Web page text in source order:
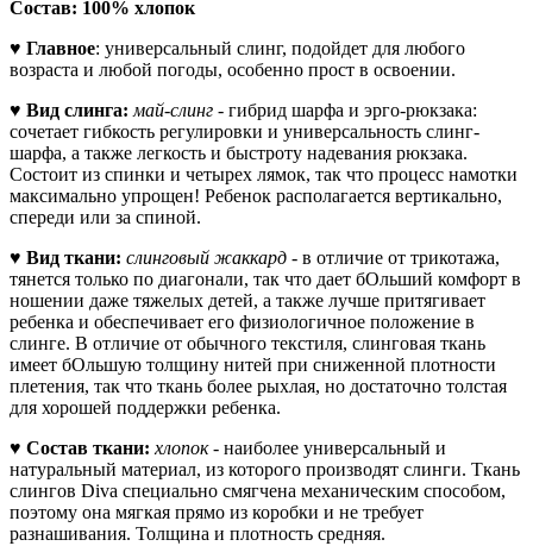
Состав: 100% хлопок
♥ Главное: универсальный слинг, подойдет для любого
возраста и любой погоды, особенно прост в освоении.
♥ Вид слинга: май-слинг - гибрид шарфа и эрго-рюкзака:
сочетает гибкость регулировки и универсальность слинг-
шарфа, а также легкость и быстроту надевания рюкзака.
Состоит из спинки и четырех лямок, так что процесс намотки
максимально упрощен! Ребенок располагается вертикально,
спереди или за спиной.
♥ Вид ткани: слинговый жаккард - в отличие от трикотажа,
тянется только по диагонали, так что дает бОльший комфорт в
ношении даже тяжелых детей, а также лучше притягивает
ребенка и обеспечивает его физиологичное положение в
слинге. В отличие от обычного текстиля, слинговая ткань
имеет бОльшую толщину нитей при сниженной плотности
плетения, так что ткань более рыхлая, но достаточно толстая
для хорошей поддержки ребенка.
♥ Состав ткани: хлопок- наиболее универсальный и
натуральный материал, из которого производят слинги. Ткань
слингов Diva специально смягчена механическим способом,
поэтому она мягкая прямо из коробки и не требует
разнашивания. Толщина и плотность средняя.